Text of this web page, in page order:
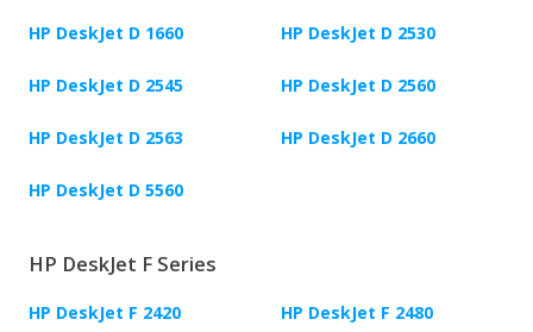
HP DeskJet D 1660 HP DeskJet D 2530
HP DeskJet D 2545 HP DeskJet D 2560
HP DeskJet D 2563 HP DeskJet D 2660
HP DeskJet D 5560
HP DeskJet F Series
HP DeskJet F 2420 HP DeskJet F 2480